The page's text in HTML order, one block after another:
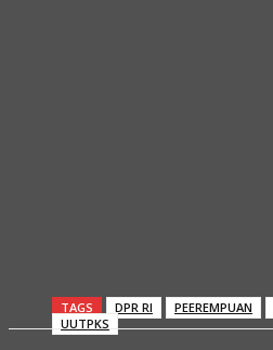
TAGS DPR RI PEEREMPUAN
UUTPKS